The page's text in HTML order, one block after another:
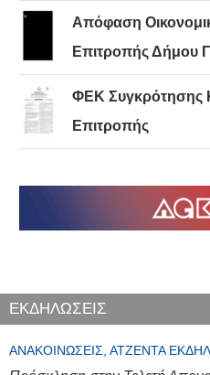
Απόφαση
Επιτροπής Δήμου
ΦΕΚ Συγκρότησης
Επιτροπής
ΕΚΔΗΛΩΣΕΙΣ
ΑΝΑΚΟΙΝΏΣΕΙΣ, ΑΤΖΈΝΤΑ